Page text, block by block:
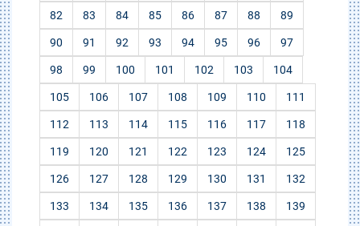
82 83 84 85 86 87 88 89
90 91 92 93 94 95 96 97
98 99 100 101 102 103 104
105 106 107 108 109 110 111
112 113 114 115 116 117 118
119 120 121 122 123 124 125
126 127 128 129 130 131 132
133 134 135 136 137 138 139